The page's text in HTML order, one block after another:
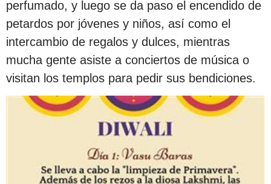
perfumado, y luego se da paso el encendido de
petardos por jóvenes y niños, así como el
intercambio de regalos y dulces, mientras
mucha gente asiste a conciertos de música o
visitan los templos para pedir sus bendiciones.